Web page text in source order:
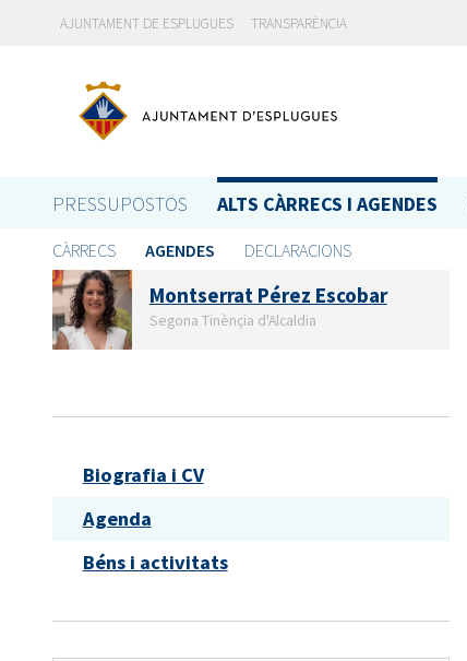
AJUNTAMENT DE ESPLUGUES TRANSPARÈNCIA
PRESSUPOSTOS ALTS CÀRRECS I AGENDES
CÀRRECS AGENDES DECLARACIONS
Montserrat Pérez Escobar
Segona Tinènçia d'Alcaldia
Biografia i CV
Agenda
Béns i activitats